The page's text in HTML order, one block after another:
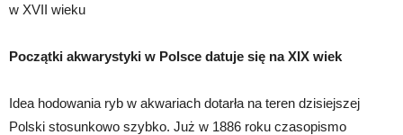
w XVII wieku
Początki akwarystyki w Polsce datuje się na XIX wiek
Idea hodowania ryb w akwariach dotarła na teren dzisiejszej
Polski stosunkowo szybko. Już w 1886 roku czasopismo